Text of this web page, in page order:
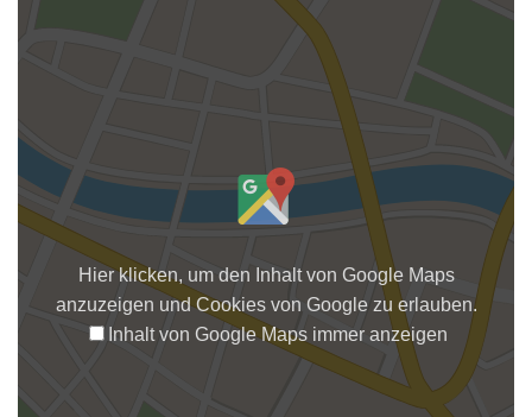
Hier klicken, um den Inhalt von Google Maps
anzuzeigen und Cookies von Google zu erlauben.
Inhalt von Google Maps immer anzeigen